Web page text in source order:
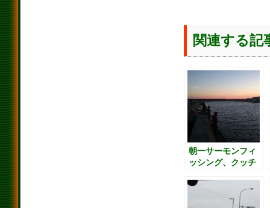
関連する記
朝一サーモンフィ
ッシング、クッチ
「さるふつ公
園」、ホタテ直売